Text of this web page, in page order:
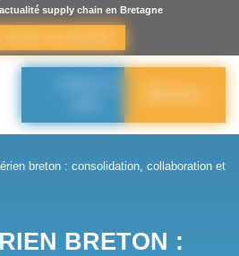
supply chain en Bretagne
breton : consolidation, collaboration et
BRETON :